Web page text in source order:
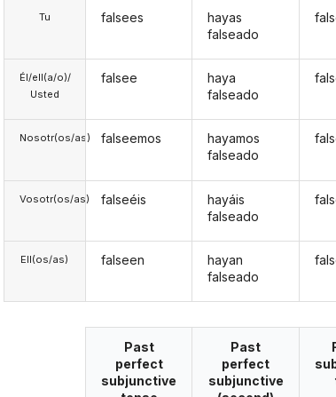
Tu
Él/ell(a/o)/
Usted
Nosotr(os/as)
Vosotr(os/as)
Ell(os/as)
falsees
falsee
falseemos
falseéis
falseen
hayas
falseado
haya
falseado
hayamos
falseado
hayáis
falseado
hayan
falseado
Past
perfect
subjunctive
Past
perfect
subjunctive